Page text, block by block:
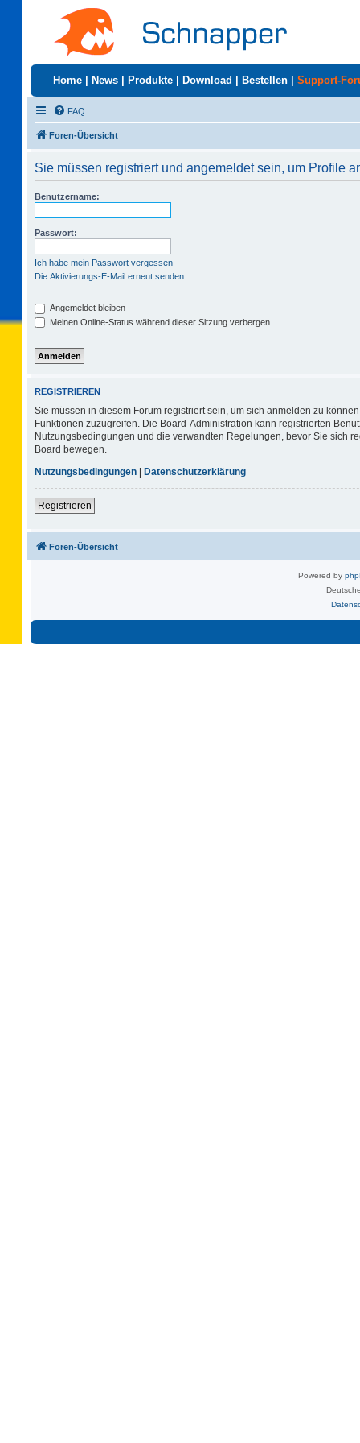
Home News Produkte Download Bestellen Support-
FAQ
Foren-Übersicht
Sie müssen registriert und angemeldet sein, um Profile
Benutzername:
Passwort:
Ich habe mein Passwort vergessen
Die Aktivierungs-E-Mail erneut senden
Angemeldet bleiben
Meinen Online-Status während dieser Sitzung verbergen
REGISTRIEREN
Sie müssen in diesem Forum registriert sein, um sich anmelden zu
Funktionen zuzugreifen. Die Board-Administration kann registrierten
Nutzungsbedingungen und die verwandten Regelungen, bevor Sie sich
Board bewegen.
Nutzungsbedingungen | Datenschutzerklärung
Registrieren
Foren-Übersicht
Powered by